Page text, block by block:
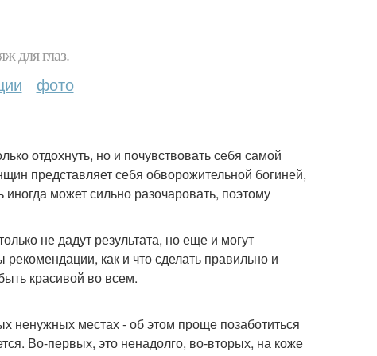
для глаз.
фото
отдохнуть, но и почувствовать себя самой
представляет себя обворожительной богиней,
может сильно разочаровать, поэтому
не дадут результата, но еще и могут
как и что сделать правильно и
красивой во всем.
ненужных местах - об этом проще позаботиться
Во-первых, это ненадолго, во-вторых, на коже